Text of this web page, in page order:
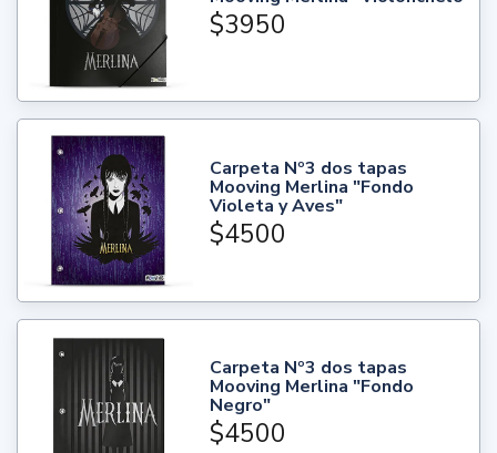
$3950
Carpeta Nº3 dos tapas
Mooving Merlina "Fondo
Violeta y Aves"
$4500
Carpeta Nº3 dos tapas
Mooving Merlina "Fondo
Negro"
$4500